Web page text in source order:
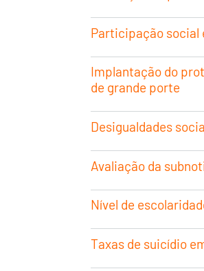
Participação social
Implantação do
de grande porte
Desigualdades
Avaliação da
Nível de
Taxas de suicídio